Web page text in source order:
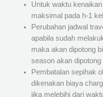
Untuk waktu
maksimal pada h-1
Perubahan jadwal
apabila sudah
maka akan dipotong
season akan dipotong
Pembatalan sepihak
dikenakan biaya
jika melebihi dari